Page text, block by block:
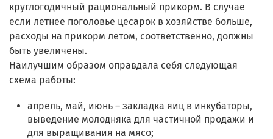
круглогодичный рациональный прикорм. В случае
если летнее поголовье цесарок в хозяйстве больше,
расходы на прикорм летом, соответственно, должны
быть увеличены.
Наилучшим образом оправдала себя следующая
схема работы:
апрель, май, июнь – закладка яиц в инкубаторы,
выведение молодняка для частичной продажи и
для выращивания на мясо;